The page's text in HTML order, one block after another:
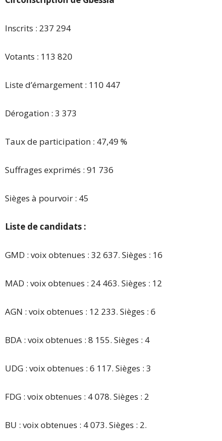
Inscrits : 237 294
Votants : 113 820
Liste d’émargement : 110 447
Dérogation : 3 373
Taux de participation : 47,49 %
Suffrages exprimés : 91 736
Sièges à pourvoir : 45
Liste de candidats :
GMD : voix obtenues : 32 637. Sièges : 16
MAD : voix obtenues : 24 463. Sièges : 12
AGN : voix obtenues : 12 233. Sièges : 6
BDA : voix obtenues : 8 155. Sièges : 4
UDG : voix obtenues : 6 117. Sièges : 3
FDG : voix obtenues : 4 078. Sièges : 2
BU : voix obtenues : 4 073. Sièges : 2.